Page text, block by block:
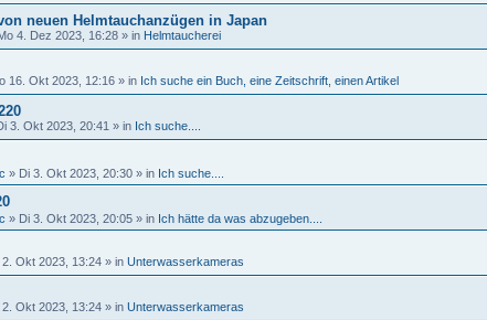
neuen Helmtauchanzügen in Japan
4. Dez 2023, 16:28 » in Helmtaucherei
16. Okt 2023, 12:16 » in Ich suche ein Buch, eine Zeitschrift, einen Artikel
3. Okt 2023, 20:41 » in Ich suche....
» Di 3. Okt 2023, 20:30 » in Ich suche....
» Di 3. Okt 2023, 20:05 » in Ich hätte da was abzugeben....
2. Okt 2023, 13:24 » in Unterwasserkameras
2. Okt 2023, 13:24 » in Unterwasserkameras